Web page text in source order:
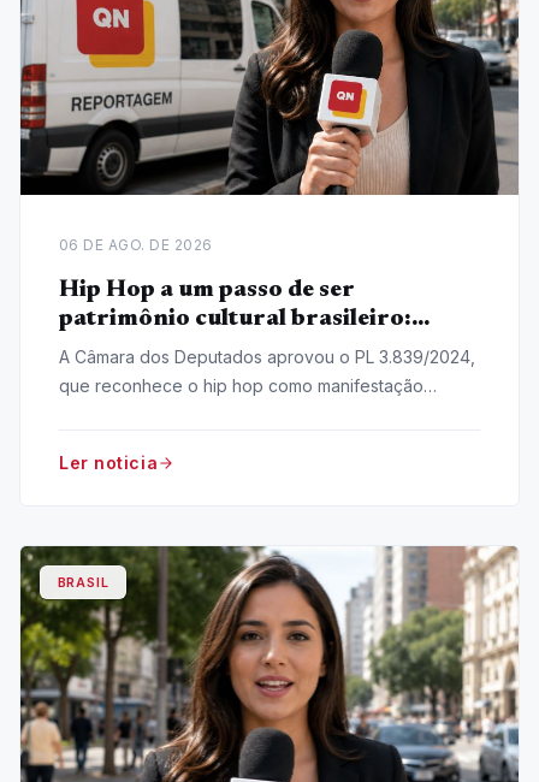
06 DE AGO. DE 2026
Hip Hop a um passo de ser
patrimônio cultural brasileiro:
Entenda o Projeto de Lei
A Câmara dos Deputados aprovou o PL 3.839/2024,
que reconhece o hip hop como manifestação
Ler noticia
BRASIL